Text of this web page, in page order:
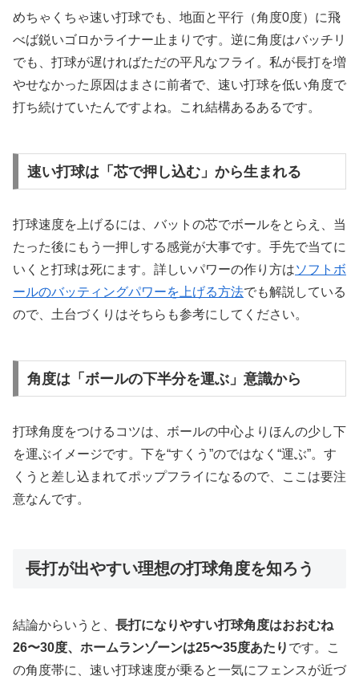
めちゃくちゃ速い打球でも、地面と平行（角度0度）に飛
べば鋭いゴロかライナー止まりです。逆に角度はバッチリ
でも、打球が遅ければただの平凡なフライ。私が長打を増
やせなかった原因はまさに前者で、速い打球を低い角度で
打ち続けていたんですよね。これ結構あるあるです。
速い打球は「芯で押し込む」から生まれる
打球速度を上げるには、バットの芯でボールをとらえ、当
たった後にもう一押しする感覚が大事です。手先で当てに
いくと打球は死にます。詳しいパワーの作り方はソフトボ
ールのバッティングパワーを上げる方法でも解説している
ので、土台づくりはそちらも参考にしてください。
角度は「ボールの下半分を運ぶ」意識から
打球角度をつけるコツは、ボールの中心よりほんの少し下
を運ぶイメージです。下を“すくう”のではなく“運ぶ”。す
くうと差し込まれてポップフライになるので、ここは要注
意なんです。
長打が出やすい理想の打球角度を知ろう
結論からいうと、 長打になりやすい打球角度はおおむね
26〜30度、ホームランゾーンは25〜35度あたり です。こ
の角度帯に、速い打球速度が乗ると一気にフェンスが近づ